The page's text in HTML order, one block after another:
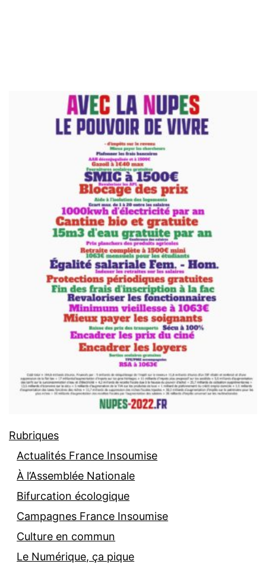
Rubriques
Actualités France Insoumise
À l’Assemblée Nationale
Bifurcation écologique
Campagnes France Insoumise
Culture en commun
Le Numérique, ça pique